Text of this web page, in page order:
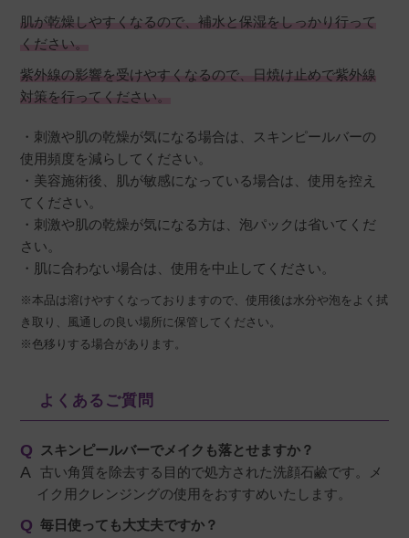
肌が乾燥しやすくなるので、補水と保湿をしっかり行って
ください。
紫外線の影響を受けやすくなるので、日焼け止めで紫外線
対策を行ってください。
・刺激や肌の乾燥が気になる場合は、スキンピールバーの
使用頻度を減らしてください。
・美容施術後、肌が敏感になっている場合は、使用を控え
てください。
・刺激や肌の乾燥が気になる方は、泡パックは省いてくだ
さい。
・肌に合わない場合は、使用を中止してください。
※本品は溶けやすくなっておりますので、使用後は水分や泡をよく拭
き取り、風通しの良い場所に保管してください。
※色移りする場合があります。
よくあるご質問
スキンピールバーでメイクも落とせますか？
古い角質を除去する目的で処方された洗顔石鹼です。メ
イク用クレンジングの使用をおすすめいたします。
毎日使っても大丈夫ですか？